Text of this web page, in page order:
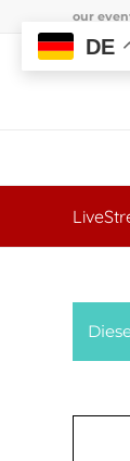
our
DE